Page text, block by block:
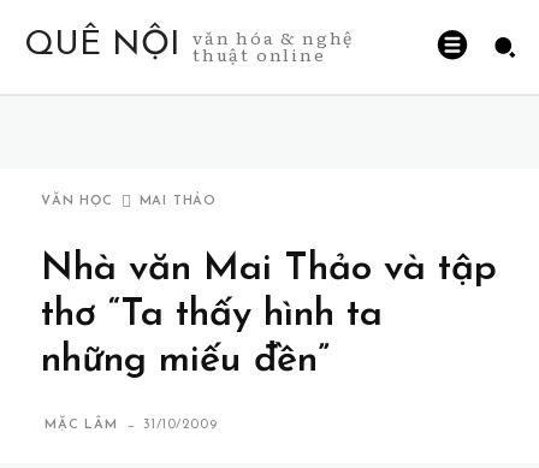
QUÊ NỘI văn hóa & nghệ
thuật online
VĂN HỌC MAI THẢO
Nhà văn Mai Thảo và tập
thơ “Ta thấy hình ta
những miếu đền”
MẶC LÂM - 31/10/2009